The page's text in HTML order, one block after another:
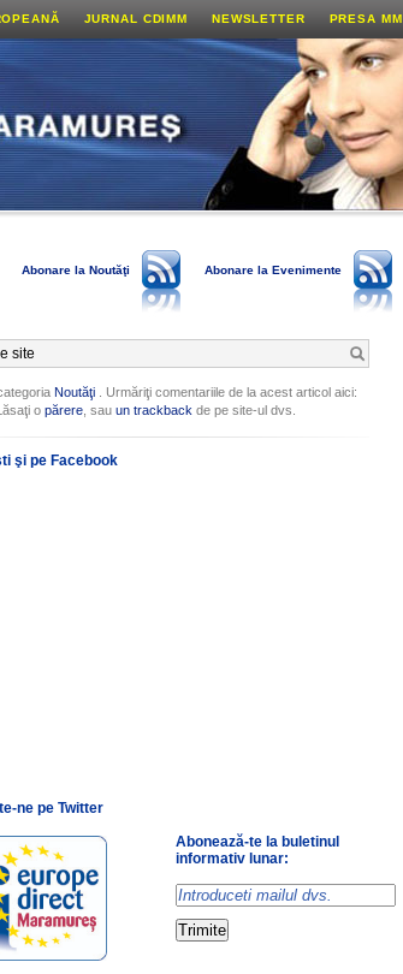
JURNAL CDIMM NEWSLETTER PRESA MM
Abonare la Noutăţi Abonare la Evenimente
Noutăţi . Urmăriţi comentariile de la acest articol aici:
opărere , sauun trackbackde pe site-ul dvs.
şi pe Facebook
ne pe Twitter
Abonează-te la buletinul
informativ lunar: